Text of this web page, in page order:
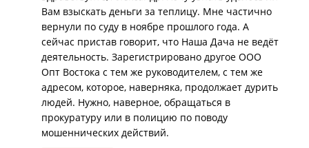
Вам взыскать деньги за теплицу. Мне частично
вернули по суду в ноябре прошлого года. А
сейчас пристав говорит, что Наша Дача не ведёт
деятельность. Зарегистрировано другое ООО
Опт Востока с тем же руководителем, с тем же
адресом, которое, наверняка, продолжает дурить
людей. Нужно, наверное, обращаться в
прокуратуру или в полицию по поводу
мошеннических действий.